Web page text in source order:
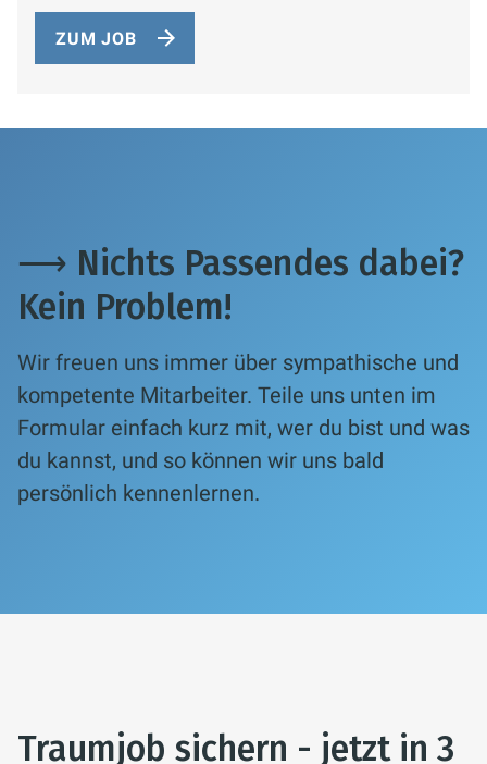
ZUM JOB
⟶ Nichts Passendes dabei?
Kein Problem!
Wir freuen uns immer über sympathische und
kompetente Mitarbeiter. Teile uns unten im
Formular einfach kurz mit, wer du bist und was
du kannst, und so können wir uns bald
persönlich kennenlernen.
Traumjob sichern - jetzt in 3